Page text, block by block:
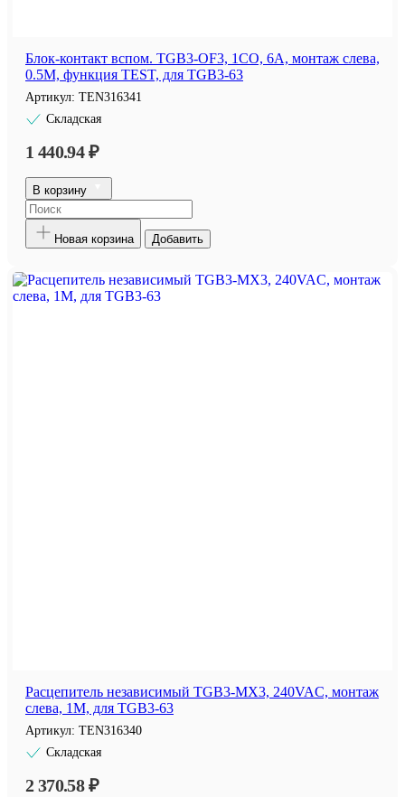
Блок-контакт вспом. TGB3-OF3, 1CO, 6A, монтаж слева,
0.5M, функция TEST, для TGB3-63
Артикул: TEN316341
Складская
1 440.94 ₽
В корзину
Новая корзина Добавить
Расцепитель независимый TGB3-MX3, 240VAC, монтаж
слева, 1M, для TGB3-63
Артикул: TEN316340
Складская
2 370.58 ₽